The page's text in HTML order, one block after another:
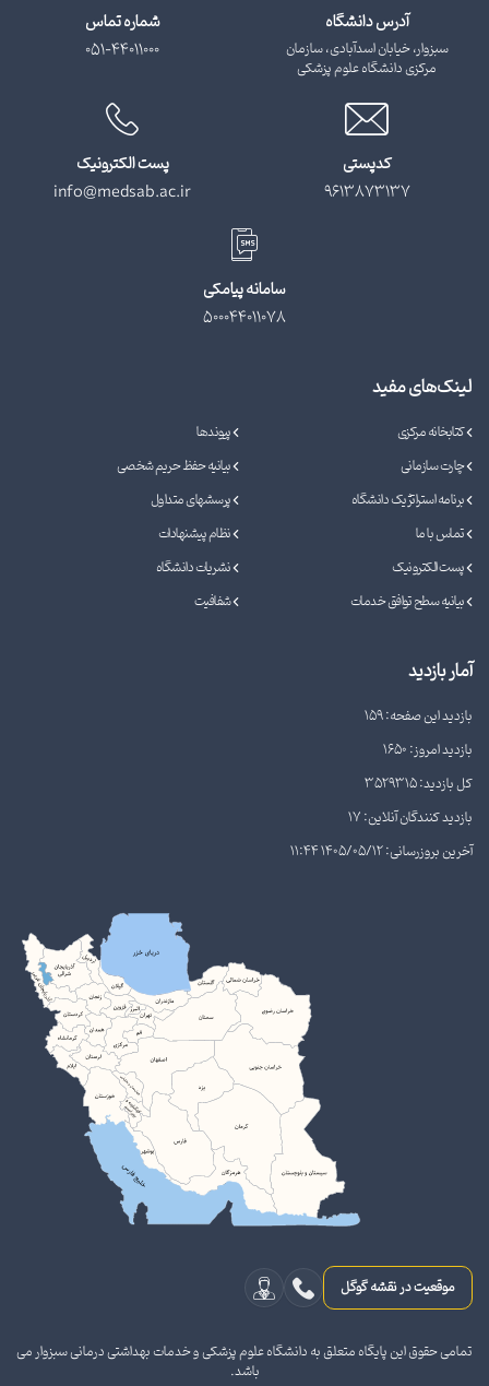
آدرس دانشگاه
سبزوار، خیابان اسدآبادی، سازمان
مرکزی دانشگاه علوم پزشکی
شماره تماس
051-44011000
کدپستی
9613873137
پست الکترونیک
info@medsab.ac.ir
سامانه پیامکی
500044011078
لینک‌های مفید
کتابخانه مرکزی
پیوندها
چارت سازمانی
بیانیه حفظ حریم شخصی
برنامه استراتژیک دانشگاه
پرسشهای متداول
تماس با ما
نظام پیشنهادات
پست الکترونیک
نشریات دانشگاه
بیانیه سطح توافق خدمات
شفافیت
آمار بازدید
بازدید این صفحه: 159
بازدید امروز: 1650
کل بازدید: 3529315
بازدید کنندگان آنلاین: 17
آخرین بروزرسانی: 1405/05/12 11:44
موقعیت در نقشه گوگل
تمامی حقوق این پایگاه متعلق به دانشگاه علوم پزشکی و خدمات بهداشتی درمانی سبزوار می
باشد.